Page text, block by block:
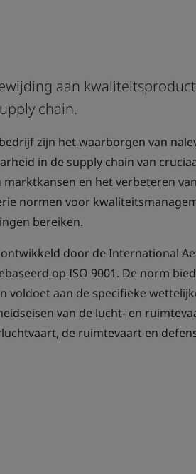
aan
chain.
zijn het waarborgen van
in de supply chain van
en het verbeteren
normen voor
bereiken.
ontwikkeld door de International
op ISO 9001. De norm
voldoet aan de specifieke
van de lucht- en
de ruimtevaart en